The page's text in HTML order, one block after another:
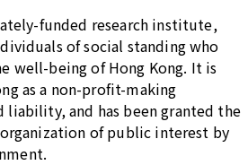
funded research institute,
of social standing who
well-being of Hong Kong. It is
as a non-profit-making
and has been granted the
of public interest by